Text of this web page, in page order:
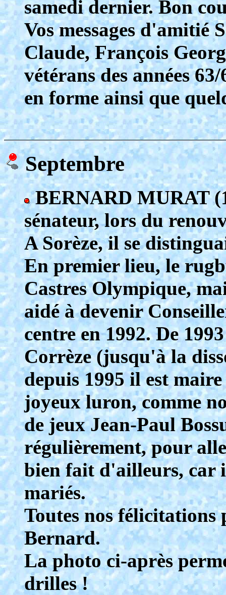
samedi dernier. Bon
Vos messages d'amitié
Claude, François
vétérans des années
en forme ainsi que
Septembre
BERNARD MURAT
sénateur, lors du
A Sorèze, il se
En premier lieu, le
Castres Olympique,
aidé à devenir
centre en 1992. De
Corrèze (jusqu'à la
depuis 1995 il est
joyeux luron, comme
de jeux Jean-Paul
régulièrement, pour
bien fait d'ailleurs, car
mariés.
Toutes nos félicitations
Bernard.
La photo ci-après
drilles !